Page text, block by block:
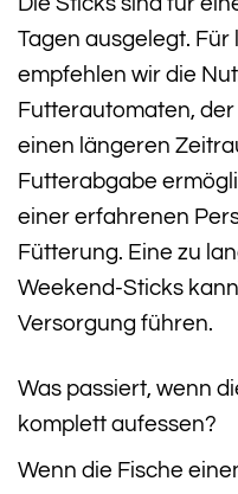
Tagen ausgelegt.
empfehlen wir die
Futterautomaten,
einen längeren
Futterabgabe
einer erfahrenen
Fütterung. Eine zu
Weekend-Sticks
Versorgung führen.
Was passiert, wenn
komplett aufessen?
Wenn die Fische